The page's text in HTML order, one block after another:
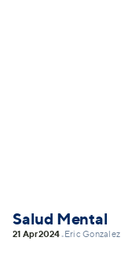
Salud Mental
21 Apr2024• Eric Gonzalez